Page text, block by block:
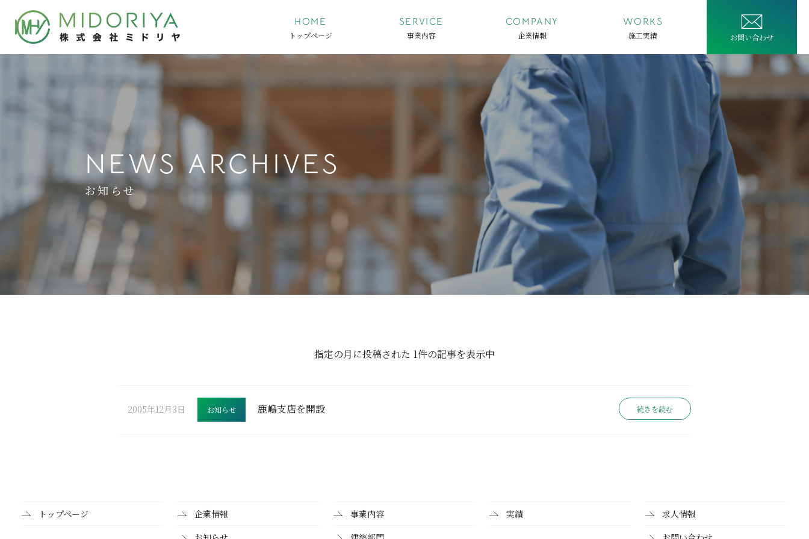
鹿嶋支店を開設
HOME
トップページ
SERVICE
事業内容
COMPANY
企業情報
WORKS
施工実績
CONTACT
お問い合わせ
NEWS ARCHIVES
お知らせ
指定の月に投稿された 1件の記事を表示中
2005年12月3日 お知らせ 鹿嶋支店を開設 続きを読む
トップページ
企業情報
事業内容
実績
求人情報